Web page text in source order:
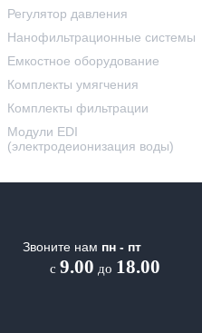
Регулятор давления
Нанофильтрационные системы
Емкостное оборудование
Комплекты умягчения
Комплекты фильтрации
Модули EDI
(электродеионизация воды)
Звоните нам пн - пт
с 9.00 до 18.00